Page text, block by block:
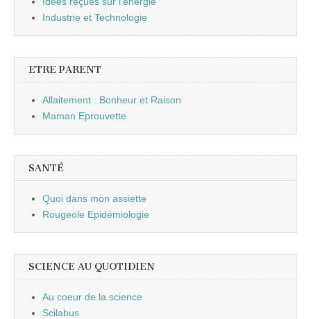
Industrie et Technologie
ETRE PARENT
Allaitement : Bonheur et Raison
Maman Eprouvette
SANTÉ
Quoi dans mon assiette
Rougeole Epidémiologie
SCIENCE AU QUOTIDIEN
Au coeur de la science
Scilabus